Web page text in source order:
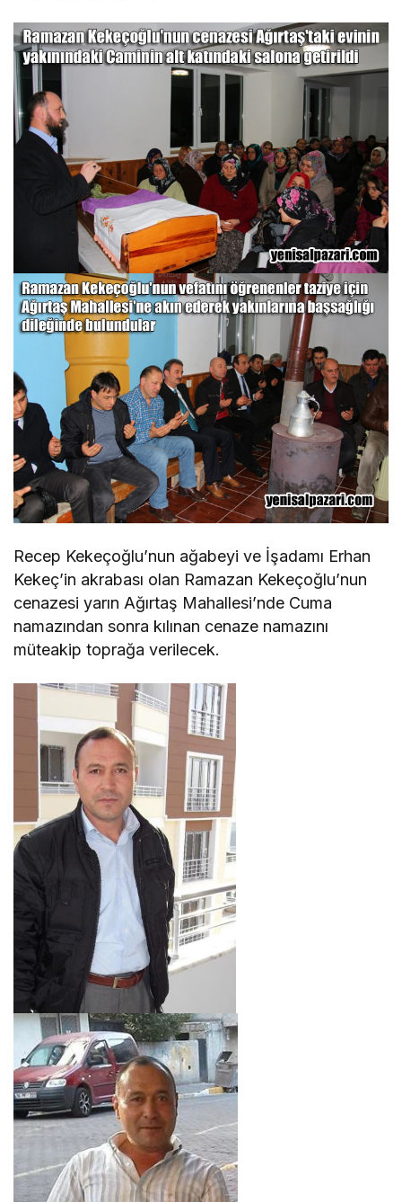
Recep Kekeçoğlu’nun ağabeyi ve İşadamı Erhan
Kekeç’in akrabası olan Ramazan Kekeçoğlu’nun
cenazesi yarın Ağırtaş Mahallesi’nde Cuma
namazından sonra kılınan cenaze namazını
müteakip toprağa verilecek.